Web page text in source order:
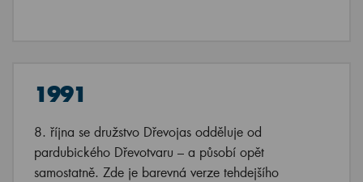
1991
8. října se družstvo Dřevojas odděluje od
pardubického Dřevotvaru – a působí opět
samostatně. Zde je barevná verze tehdejšího